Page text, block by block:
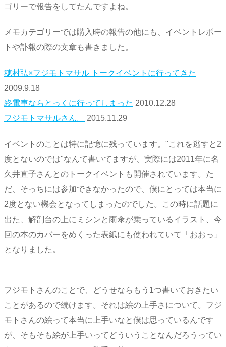
ゴリーで報告をしてたんですよね。
メモカテゴリーでは購入時の報告の他にも、イベントレポー
トや訃報の際の文章も書きました。
穂村弘×フジモトマサル トークイベントに行ってきた
2009.9.18
終電車ならとっくに行ってしまった 2010.12.28
フジモトマサルさん。
2015.11.29
イベントのことは特に記憶に残っています。"これを逃すと2
度とないのでは"なんて書いてますが、実際には2011年に名
久井直子さんとのトークイベントも開催されています。た
だ、そっちには参加できなかったので、僕にとっては本当に
2度とない機会となってしまったのでした。この時に話題に
出た、解剖台の上にミシンと雨傘が乗っているイラスト、今
回の本のカバーをめくった表紙にも使われていて「おおっ」
となりました。
フジモトさんのことで、どうせならもう1つ書いておきたい
ことがあるので続けます。それは絵の上手さについて。フジ
モトさんの絵って本当に上手いなと僕は思っているんです
が、そもそも絵が上手いってどういうことなんだろうってい